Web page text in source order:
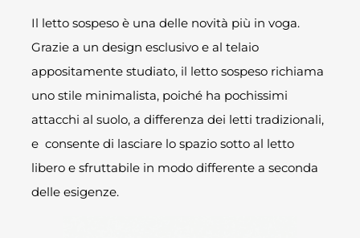
Il letto sospeso è una delle novità più in voga.
Grazie a un design esclusivo e al telaio
appositamente studiato, il letto sospeso richiama
uno stile minimalista, poiché ha pochissimi
attacchi al suolo, a differenza dei letti tradizionali,
e consente di lasciare lo spazio sotto al letto
libero e sfruttabile in modo differente a seconda
delle esigenze.